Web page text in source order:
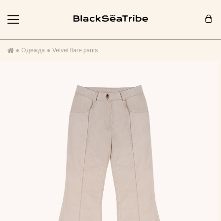
Корзина (0)
Похоже, вы еще ничего не добавили... Давайте начнем!
Продолжить покупки
РЕКОМЕНДОВАНО ДЛЯ ВАС
Одежда Velvet flare pants